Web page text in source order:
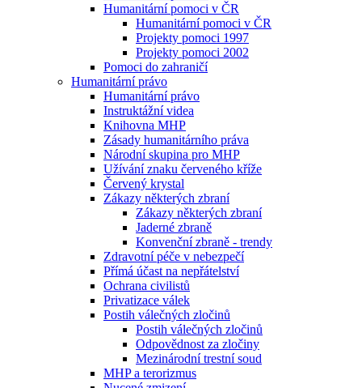
Humanitární pomoci v ČR
Humanitární pomoci v ČR
Projekty pomoci 1997
Projekty pomoci 2002
Pomoci do zahraničí
Humanitární právo
Humanitární právo
Instruktážní videa
Knihovna MHP
Zásady humanitárního práva
Národní skupina pro MHP
Užívání znaku červeného kříže
Červený krystal
Zákazy některých zbraní
Zákazy některých zbraní
Jaderné zbraně
Konvenční zbraně - trendy
Zdravotní péče v nebezpečí
Přímá účast na nepřátelství
Ochrana civilistů
Privatizace válek
Postih válečných zločinů
Postih válečných zločinů
Odpovědnost za zločiny
Mezinárodní trestní soud
MHP a terorizmus